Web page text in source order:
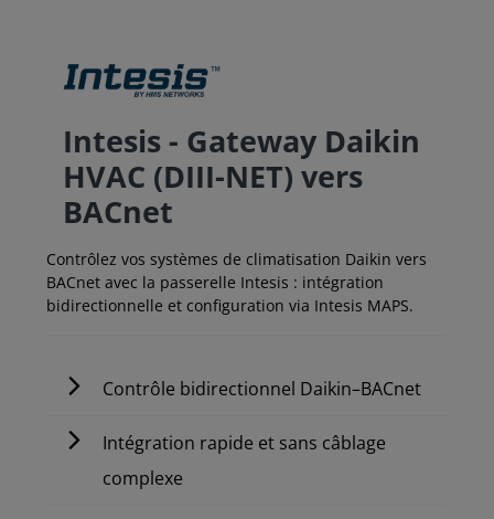
Intesis - Gateway Daikin
HVAC (DIII-NET) vers
BACnet
Contrôlez vos systèmes de climatisation Daikin vers
BACnet avec la passerelle Intesis : intégration
bidirectionnelle et configuration via Intesis MAPS.
Contrôle bidirectionnel Daikin–BACnet
Intégration rapide et sans câblage
complexe